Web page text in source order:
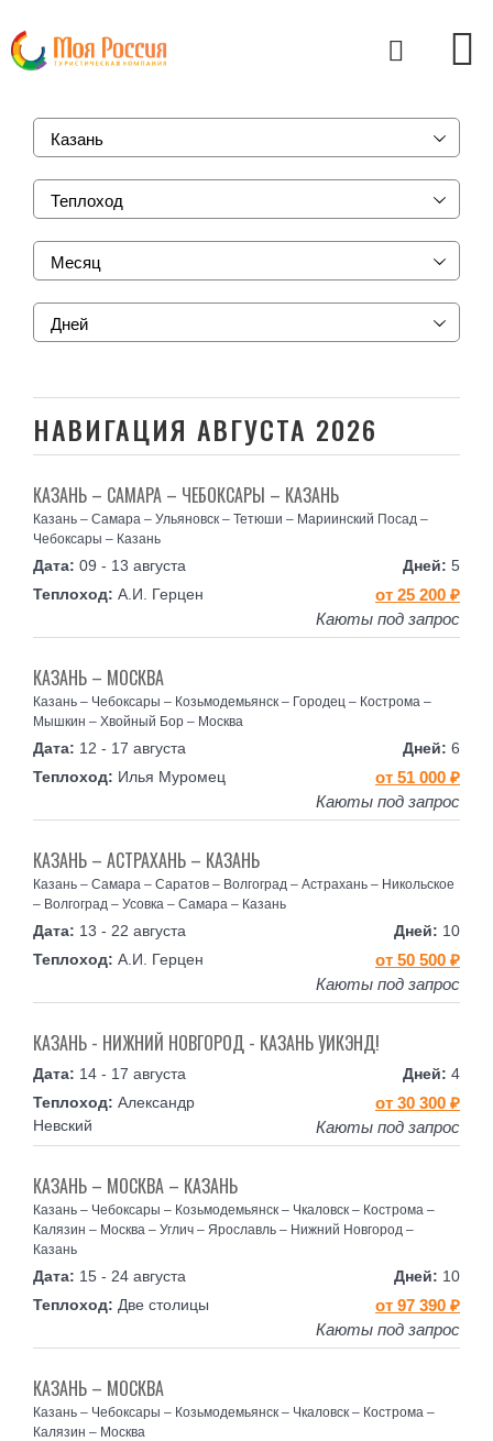
Казань
Теплоход
Месяц
Дней
НАВИГАЦИЯ АВГУСТА 2026
09 - 13 августа 5
КАЗАНЬ – САМАРА – ЧЕБОКСАРЫ – КАЗАНЬ
Казань – Самара – Ульяновск – Тетюши – Мариинский Посад –
Чебоксары – Казань
А.И. Герцен
от 25 200 ₽
Каюты под запрос
12 - 17 августа 6
КАЗАНЬ – МОСКВА
Казань – Чебоксары – Козьмодемьянск – Городец – Кострома –
Мышкин – Хвойный Бор – Москва
Илья Муромец
от 51 000 ₽
Каюты под запрос
13 - 22 августа 10
КАЗАНЬ – АСТРАХАНЬ – КАЗАНЬ
Казань – Самара – Саратов – Волгоград – Астрахань – Никольское
– Волгоград – Усовка – Самара – Казань
А.И. Герцен
от 50 500 ₽
Каюты под запрос
14 - 17 августа 4
КАЗАНЬ - НИЖНИЙ НОВГОРОД - КАЗАНЬ УИКЭНД!
Александр
Невский
от 30 300 ₽
Каюты под запрос
15 - 24 августа 10
КАЗАНЬ – МОСКВА – КАЗАНЬ
Казань – Чебоксары – Козьмодемьянск – Чкаловск – Кострома –
Калязин – Москва – Углич – Ярославль – Нижний Новгород –
Казань
Две столицы
от 97 390 ₽
Каюты под запрос
КАЗАНЬ – МОСКВА
Казань – Чебоксары – Козьмодемьянск – Чкаловск – Кострома –
Калязин – Москва